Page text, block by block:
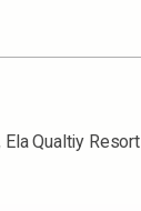
Ela Qualtiy